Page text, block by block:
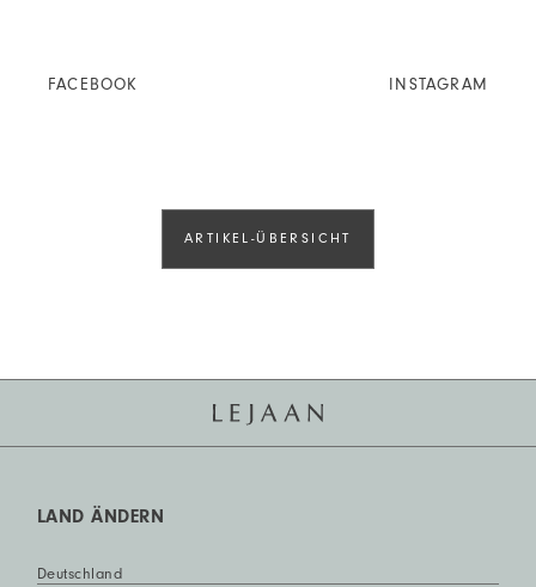
FACEBOOK INSTAGRAM
ARTIKEL-ÜBERSICHT
LAND ÄNDERN
Deutschland